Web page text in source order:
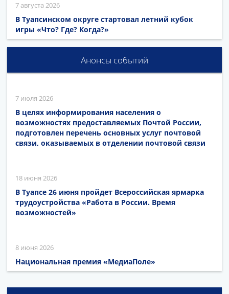
7 августа 2026
В Туапсинском округе стартовал летний кубок
игры «Что? Где? Когда?»
Анонсы событий
7 июля 2026
В целях информирования населения о
возможностях предоставляемых Почтой России,
подготовлен перечень основных услуг почтовой
связи, оказываемых в отделении почтовой связи
18 июня 2026
В Туапсе 26 июня пройдет Всероссийская ярмарка
трудоустройства «Работа в России. Время
возможностей»
8 июня 2026
Национальная премия «МедиаПоле»